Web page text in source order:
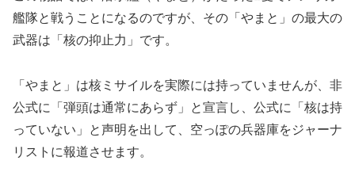
艦隊と戦うことになるのですが、その「やまと」の最大の
武器は「核の抑止力」です。
「やまと」は核ミサイルを実際には持っていませんが、非
公式に「弾頭は通常にあらず」と宣言し、公式に「核は持
っていない」と声明を出して、空っぽの兵器庫をジャーナ
リストに報道させます。